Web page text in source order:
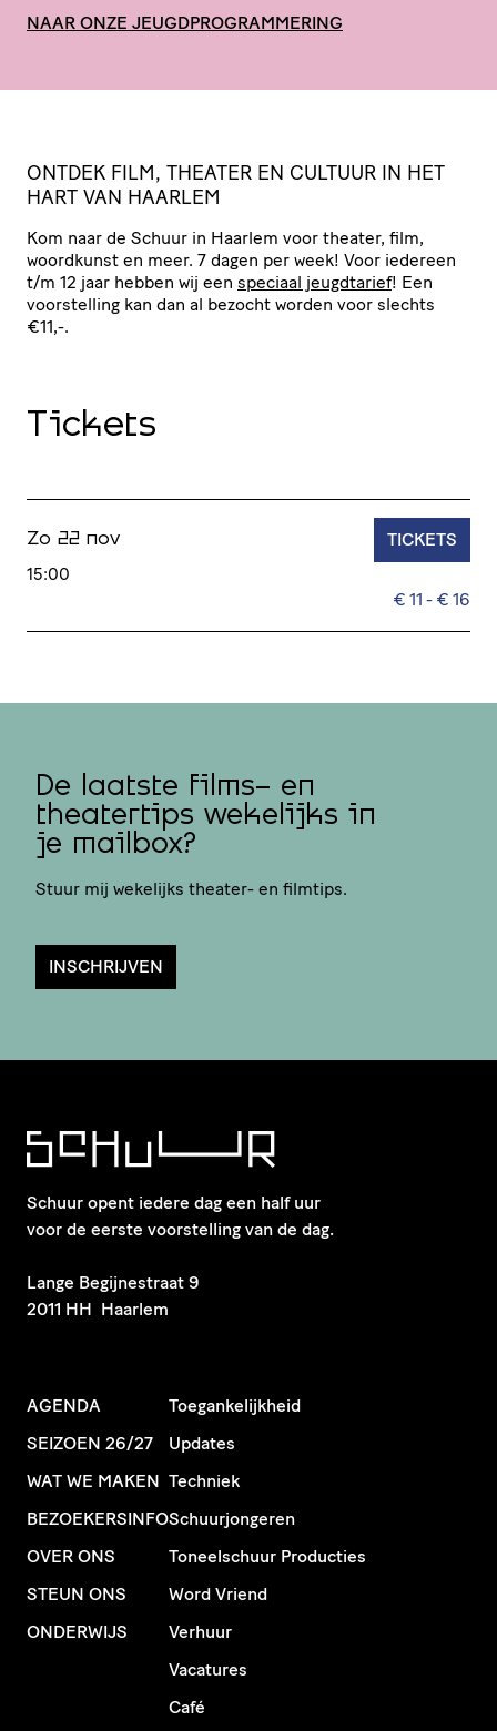
NAAR ONZE JEUGDPROGRAMMERING
ONTDEK FILM, THEATER EN CULTUUR IN HET
HART VAN HAARLEM
Kom naar de Schuur in Haarlem voor theater, film,
woordkunst en meer. 7 dagen per week! Voor iedereen
t/​m 12 jaar hebben wij een speciaal jeugdtarief! Een
voor­stel­ling kan dan al bezocht worden voor slechts
€11,-.
Tickets
Zo 22 nov
15:00
€ 11 - € 16
TICKETS
De laatste films- en
theatertips wekelijks in
je mailbox?
Stuur mij wekelijks theater- en filmtips.
INSCHRIJVEN
Schuur opent iedere dag een half uur
voor de eerste voorstelling van de dag.
​Lange Begijnestraat 9
2011 HH Haarlem
AGENDA
SEIZOEN 26/27
WAT WE MAKEN
BEZOEKERSINFO
OVER ONS
STEUN ONS
ONDERWIJS
Toegankelijkheid
Updates
Techniek
Schuurjongeren
Toneelschuur Producties
Word Vriend
Verhuur
Vacatures
Café